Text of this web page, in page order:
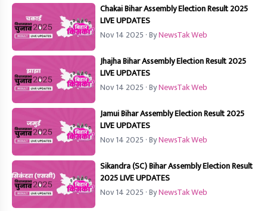
Chakai Bihar Assembly Election Result 2025
LIVE UPDATES
Nov 14 2025 · ByNewsTak Web
Jhajha Bihar Assembly Election Result 2025
LIVE UPDATES
Nov 14 2025 · ByNewsTak Web
Jamui Bihar Assembly Election Result 2025
LIVE UPDATES
Nov 14 2025 · ByNewsTak Web
Sikandra (SC) Bihar Assembly Election Result
2025 LIVE UPDATES
Nov 14 2025 · ByNewsTak Web